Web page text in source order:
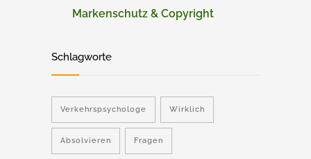
Markenschutz & Copyright
Schlagworte
Verkehrspsychologe Wirklich
Absolvieren Fragen